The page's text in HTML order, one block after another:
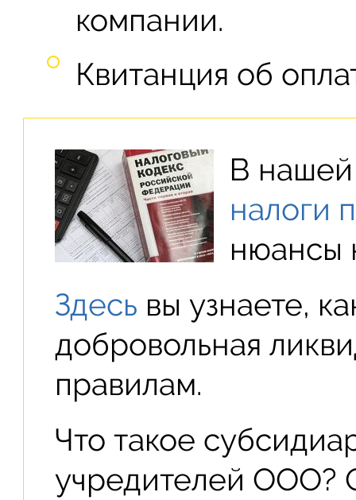
компании.
Квитанция об
В нашей
налоги
нюансы
Здесь вы узнаете,
добровольная
правилам.
Что такое
учредителей ООО?